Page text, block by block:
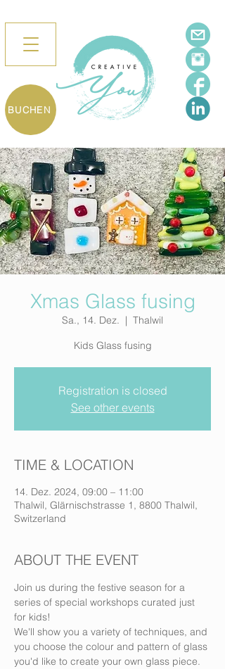
BUCHEN
Xmas Glass fusing
Sa., 14. Dez.
  |
Thalwil
Kids Glass fusing
Registration is closed
See other events
TIME & LOCATION
14. Dez. 2024, 09:00 – 11:00
Thalwil, Glärnischstrasse 1, 8800 Thalwil,
Switzerland
ABOUT THE EVENT
Join us during the festive season for a
series of special workshops curated just
for kids!
We'll show you a variety of techniques, and
you choose the colour and pattern of glass
you'd like to create your own glass piece.